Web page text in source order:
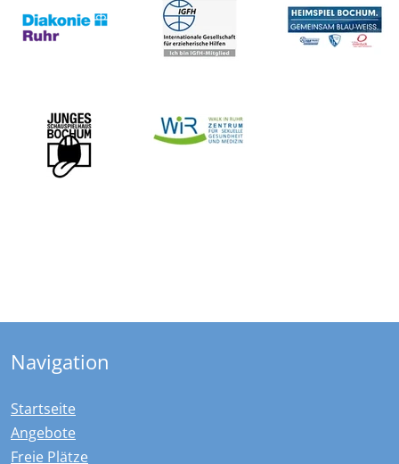
Navigation
Startseite
Angebote
Freie Plätze